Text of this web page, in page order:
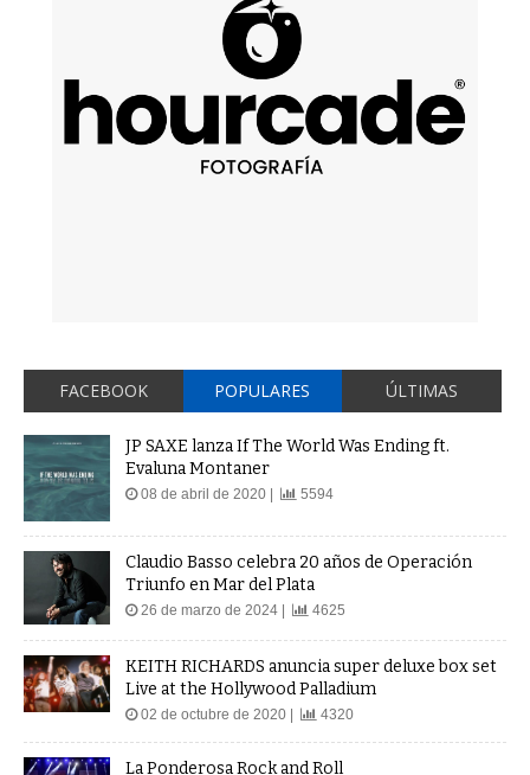
FACEBOOK POPULARES ÚLTIMAS
JP SAXE lanza If The World Was Ending ft.
Evaluna Montaner
08 de abril de 2020 | 5594
Claudio Basso celebra 20 años de Operación
Triunfo en Mar del Plata
26 de marzo de 2024 | 4625
KEITH RICHARDS anuncia super deluxe box set
Live at the Hollywood Palladium
02 de octubre de 2020 | 4320
La Ponderosa Rock and Roll